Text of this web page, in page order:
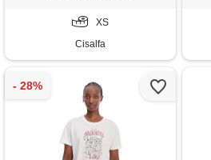
XS
Cisalfa